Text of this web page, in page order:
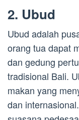
2. Ubud
Ubud adalah
orang tua dapat
dan gedung
tradisional Bali.
makan yang
dan